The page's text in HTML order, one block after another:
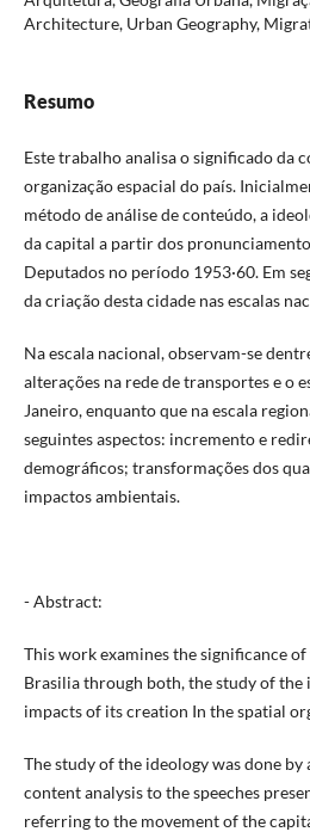
Architecture, Urban Geography,
Resumo
Este trabalho analisa o significado da
organização espacial do país.
método de análise de conteúdo, a
da capital a partir dos
Deputados no período 1953·60. Em
da criação desta cidade nas escalas
Na escala nacional, observam-se
alterações na rede de transportes e o
Janeiro, enquanto que na escala
seguintes aspectos: incremento e
demográficos; transformações dos
impactos ambientais.
- Abstract:
This work examines the significance
Brasilia through both, the study of the
impacts of its creation In the spatial
The study of the ideology was done
content analysis to the speeches
referring to the movement of the